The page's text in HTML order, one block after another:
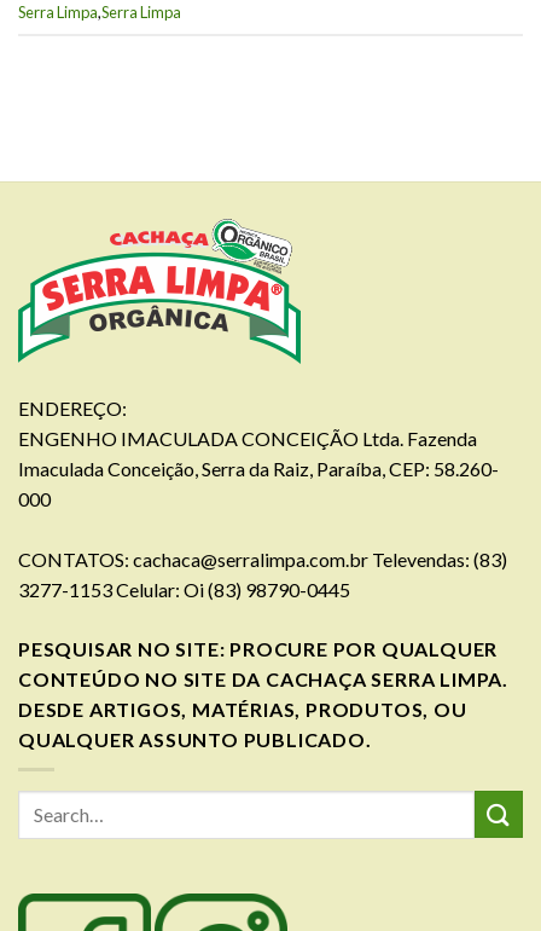
Serra Limpa,Serra Limpa
ENDEREÇO:
ENGENHO IMACULADA CONCEIÇÃO Ltda. Fazenda
Imaculada Conceição, Serra da Raiz, Paraíba, CEP: 58.260-
000
CONTATOS: cachaca@serralimpa.com.br Televendas: (83)
3277-1153 Celular: Oi (83) 98790-0445
PESQUISAR NO SITE: PROCURE POR QUALQUER
CONTEÚDO NO SITE DA CACHAÇA SERRA LIMPA.
DESDE ARTIGOS, MATÉRIAS, PRODUTOS, OU
QUALQUER ASSUNTO PUBLICADO.